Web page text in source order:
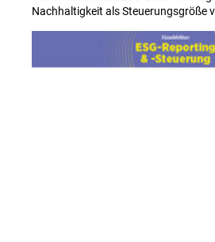
Nachhaltigkeit als Steuerungsgröße